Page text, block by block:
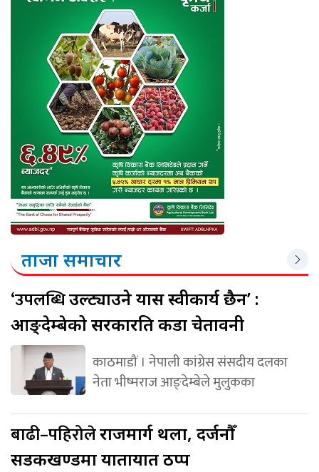
ताजा समाचार
‘उपलब्धिउल्ट्याउने प्रयास स्वीकार्य छैन’ :
आङ्देम्बेको सरकारप्रति कडा चेतावनी
काठमाडौं । नेपाली कांग्रेस संसदीय दलका
नेता भीष्मराज आङ्देम्बेले मुलुकका
बाढी–पहिरोलेराजमार्ग थला, दर्जनौँ
सडकखण्डमा यातायात ठप्प